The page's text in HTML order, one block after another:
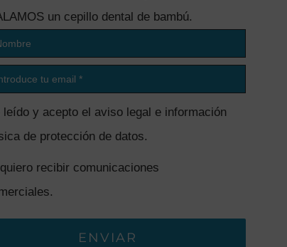
un cepillo dental de bambú.
leído y acepto el aviso legal e información
de protección de datos.
recibir comunicaciones
ENVIAR